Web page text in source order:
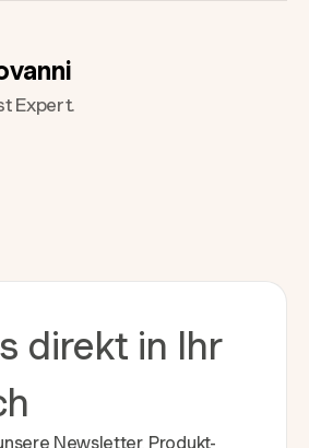
Expert.
direkt in Ihr
Newsletter, Produkt-